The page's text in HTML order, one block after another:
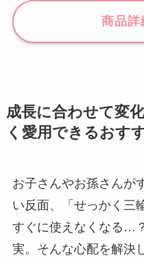
商品詳
成長に合わせて変
く愛用できるおす
お子さんやお孫さんが
い反面、「せっかく三
すぐに使えなくなる…
実。そんな心配を解決